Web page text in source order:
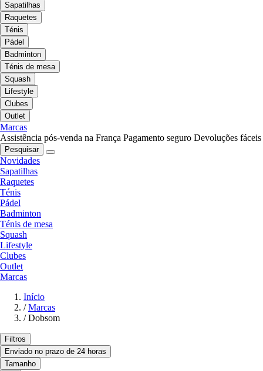
Sapatilhas
Raquetes
Ténis
Pádel
Badminton
Ténis de mesa
Squash
Lifestyle
Clubes
Outlet
Marcas
Assistência pós-venda na França Pagamento seguro Devoluções fáceis
Pesquisar
Novidades
Sapatilhas
Raquetes
Ténis
Pádel
Badminton
Ténis de mesa
Squash
Lifestyle
Clubes
Outlet
Marcas
Início
/ Marcas
/ Dobsom
Filtros
Enviado no prazo de 24 horas
Tamanho